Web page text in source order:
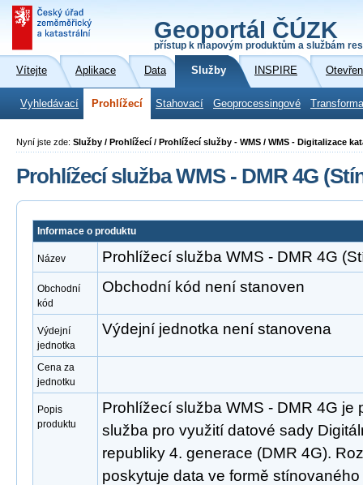
Geoportál ČÚZK
přístup k mapovým produktům a službám
Vítejte Aplikace Data Služby INSPIRE
Vyhledávací Prohlížecí Stahovací Geoprocessingové
Nyní jste zde: Služby / Prohlížecí / Prohlížecí služby - WMS / WMS - Digitalizace
Prohlížecí služba WMS - DMR 4G
Informace o produktu
Název Prohlížecí služba WMS - DMR 4G
Obchodní
kód
Obchodní kód není stanoven
Výdejní
jednotka
Výdejní jednotka není stanovena
Cena za
jednotku
Popis
produktu
Prohlížecí služba WMS - DMR 4G je
služba pro využití datové sady
republiky 4. generace (DMR 4G).
poskytuje data ve formě